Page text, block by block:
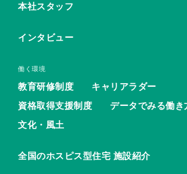
本社スタッフ
インタビュー
働く環境
教育研修制度
キャリアラダー
資格取得支援制度
データでみる働き
文化・風土
全国のホスピス型住宅 施設紹介